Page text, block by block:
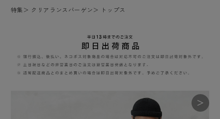
特集 ＞ クリアランスバーゲン＞ トップス
＞